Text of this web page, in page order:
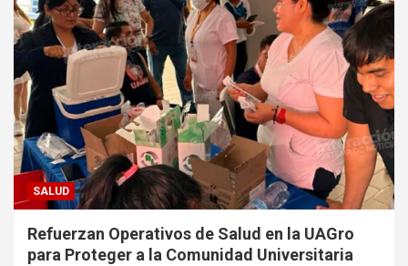
SALUD
Refuerzan Operativos de Salud en la UAGro
para Proteger a la Comunidad Universitaria